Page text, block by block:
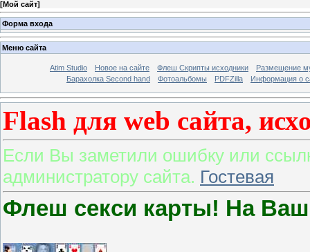
[Мой сайт]
Форма входа
Меню сайта
Atim Studio Новое на сайте Флеш Скрипты исходники
Размещение
Барахолка Second hand
Фотоальбомы PDFZilla Информация о
Flash для web сайта,
Если Вы заметили ошибку или
администратору сайта. Гостевая
Флеш секси карты! На Ваш